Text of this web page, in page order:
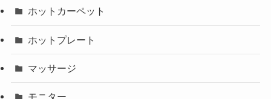
ホットカーペット
ホットプレート
マッサージ
モニター